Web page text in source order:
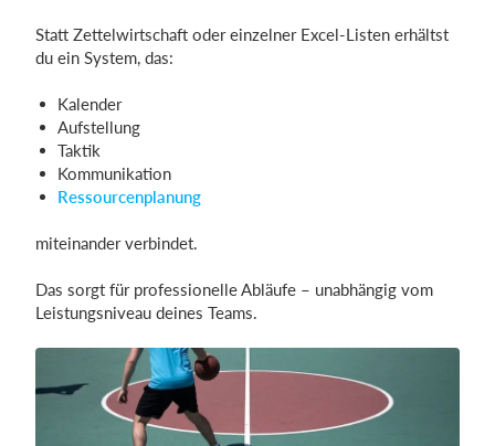
Statt Zettelwirtschaft oder einzelner Excel-Listen erhältst
du ein System, das:
Kalender
Aufstellung
Taktik
Kommunikation
Ressourcenplanung
miteinander verbindet.
Das sorgt für professionelle Abläufe – unabhängig vom
Leistungsniveau deines Teams.